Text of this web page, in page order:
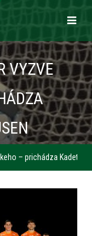
VYZVE
– prichádza